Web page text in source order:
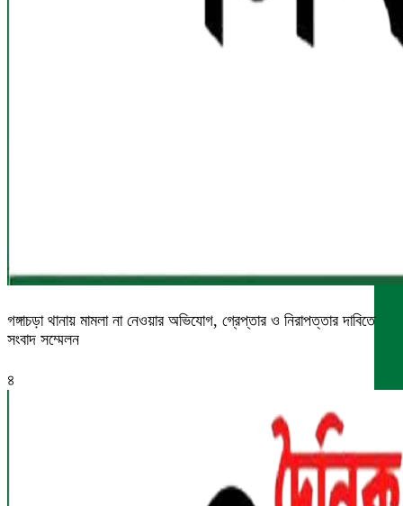
গঙ্গাচড়া থানায় মামলা না নেওয়ার অভিযোগ, গ্রেপ্তার ও নিরাপত্তার দাবিতে
সংবাদ সম্মেলন
৪